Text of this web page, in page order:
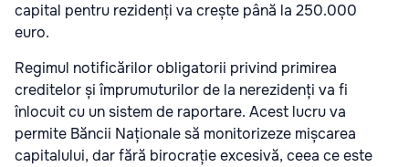
capital pentru rezidenți va crește până la 250.000
euro.
Regimul notificărilor obligatorii privind primirea
creditelor și împrumuturilor de la nerezidenți va fi
înlocuit cu un sistem de raportare. Acest lucru va
permite Băncii Naționale să monitorizeze mișcarea
capitalului, dar fără birocrație excesivă, ceea ce este